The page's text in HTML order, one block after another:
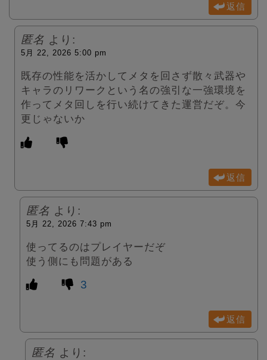
返信
匿名 より:
5月 22, 2026 5:00 pm
既存の性能を活かしてメタを回さず散々武器や
キャラのリワークという名の強引な一強環境を
作ってメタ回しを行い続けてきた運営だぞ。今
更じゃないか
返信
匿名 より:
5月 22, 2026 7:43 pm
使ってるのはプレイヤーだぞ
使う側にも問題がある
3
返信
匿名 より: